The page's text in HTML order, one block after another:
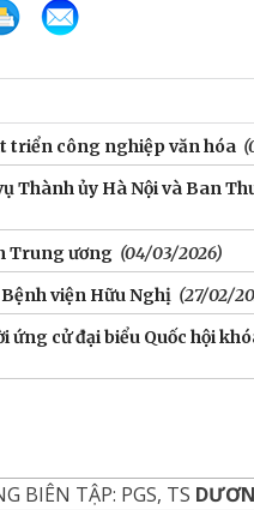
triển công nghiệp văn hóa
Thành ủy Hà Nội và Ban
Trung ương (04/03/2026)
viện Hữu Nghị (27/02/
cử đại biểu Quốc hội
BIÊN TẬP: PGS, TS